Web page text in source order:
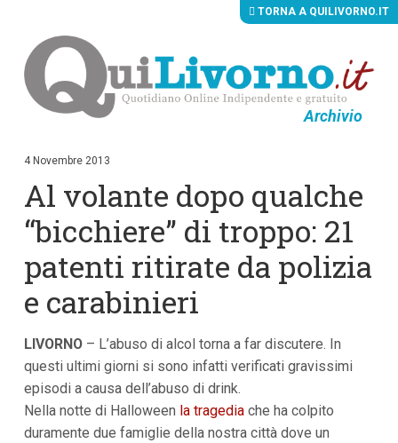
Archivio
c
n
e
t
p
r
i
c
p
TORNA A QUILIVORNO.IT
4 Novembre 2013
Al volante dopo qualche
“bicchiere” di troppo: 21
patenti ritirate da polizia
e carabinieri
LIVORNO– L’abuso di alcol torna a far discutere. In
questi ultimi giorni si sono infatti verificati gravissimi
episodi a causa dell’abuso di drink.
Nella notte di Halloween la tragediache ha colpito
duramente due famiglie della nostra città dove un